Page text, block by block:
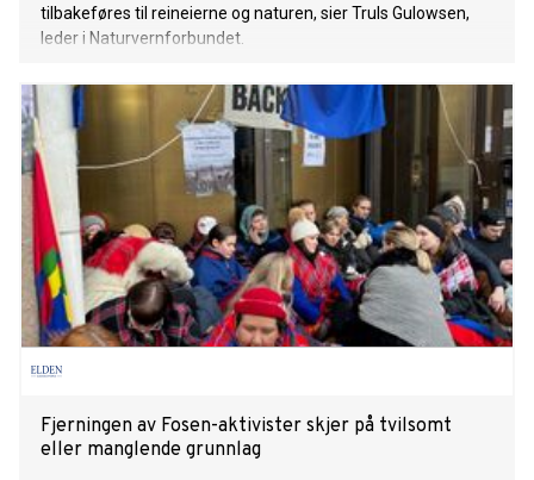
tilbakeføres til reineierne og naturen, sier Truls Gulowsen,
leder i Naturvernforbundet.
Fjerningen av Fosen-aktivister skjer på tvilsomt
eller manglende grunnlag